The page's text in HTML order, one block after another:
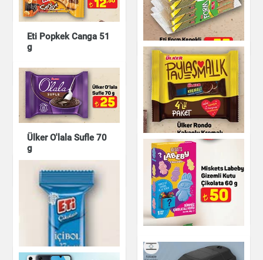
Çikolata & Bisküvi &
Kuruyemiş
Eti Cin Portakal
Jöleli Bisküvi
Çikolata & Bisküvi &
Kuruyemiş
Eti Form Kepekli
Bisküvi 5x45 g
Çikolata & Bisküvi &
Kuruyemiş
Eti Popkek Canga 51
g
Çikolata & Bisküvi &
Kuruyemiş
Ülker Rondo Kakaolu
Kremalı Bisküvi
Çikolata & Bisküvi &
Kuruyemiş
Ülker O'lala Sufle 70
g
Çikolata & Bisküvi &
Kuruyemiş
Miskets Labeby
Gizemli Kutu